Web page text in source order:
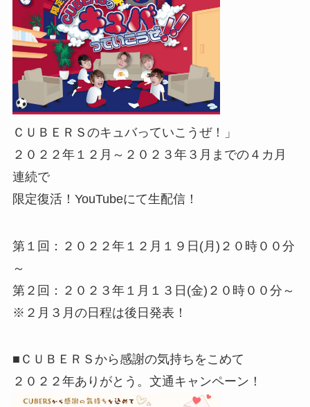
ＣＵＢＥＲＳのキュバっていこうぜ！」
２０２２年１２月～２０２３年３月までの４カ月
連続で
限定復活！YouTubeにて生配信！
第１回：２０２２年１２月１９日(月)２０時００分
～
第２回：２０２３年１月１３日(金)２０時００分～
※２月３月の日程は後日発表！
■ＣＵＢＥＲＳから感謝の気持ちをこめて
２０２２年ありがとう。文通キャンペーン！